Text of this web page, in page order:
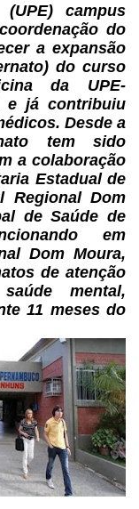
campus
do
a expansão
do curso
da UPE-
e já contribuiu
Desde a
tem sido
acolaboração
Estadual de
Regional Dom
de Saúde de
em
Dom Moura,
de atenção
mental,
11 meses do